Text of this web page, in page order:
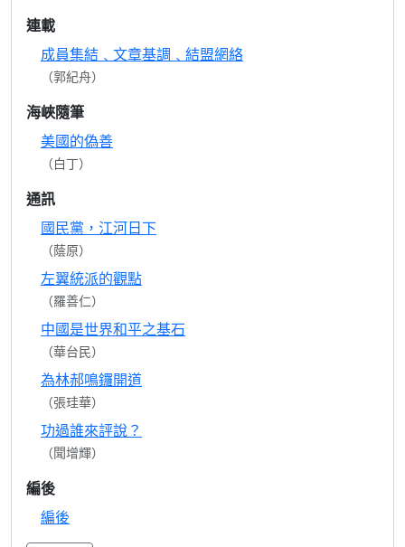
連載
成員集結﹑文章基調﹑結盟網絡
（郭紀舟）
海峽隨筆
美國的偽善
（白丁）
通訊
國民黨，江河日下
（蔭原）
左翼統派的觀點
（羅善仁）
中國是世界和平之基石
（華台民）
為林郝鳴鑼開道
（張珪華）
功過誰來評說？
（聞增輝）
編後
編後